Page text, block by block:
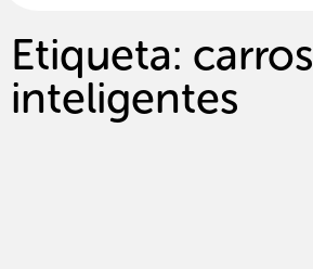
Etiqueta: carros
inteligentes